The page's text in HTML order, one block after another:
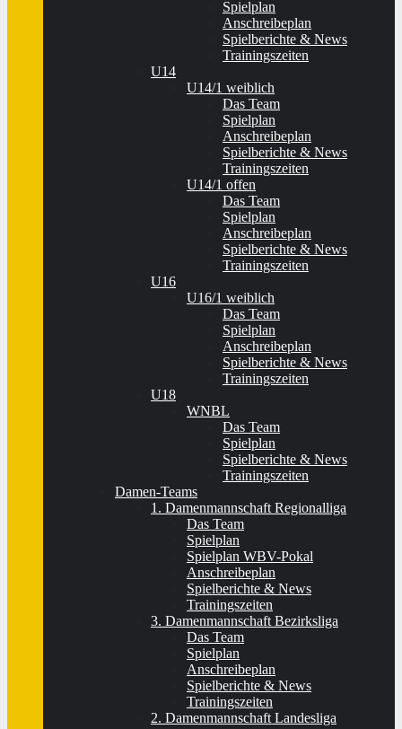
Spielplan
Anschreibeplan
Spielberichte & News
Trainingszeiten
U14
U14/1 weiblich
Das Team
Spielplan
Anschreibeplan
Spielberichte & News
Trainingszeiten
U14/1 offen
Das Team
Spielplan
Anschreibeplan
Spielberichte & News
Trainingszeiten
U16
U16/1 weiblich
Das Team
Spielplan
Anschreibeplan
Spielberichte & News
Trainingszeiten
U18
WNBL
Das Team
Spielplan
Spielberichte & News
Trainingszeiten
Damen-Teams
1. Damenmannschaft Regionalliga
Das Team
Spielplan
Spielplan WBV-Pokal
Anschreibeplan
Spielberichte & News
Trainingszeiten
3. Damenmannschaft Bezirksliga
Das Team
Spielplan
Anschreibeplan
Spielberichte & News
Trainingszeiten
2. Damenmannschaft Landesliga